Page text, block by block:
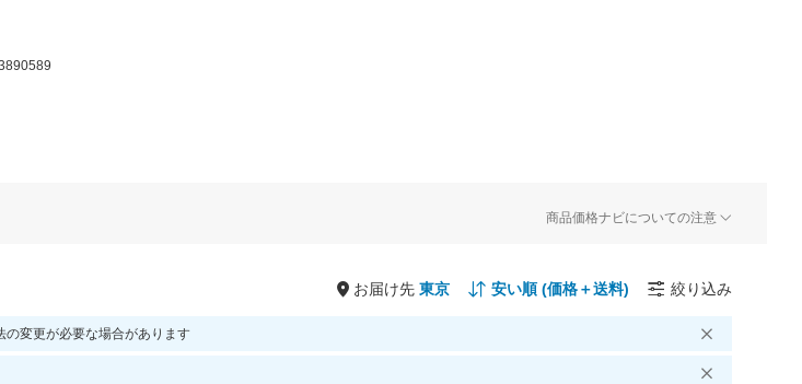
商品価格ナビについての注意
お届け先 絞り込み
変更が必要な場合があります